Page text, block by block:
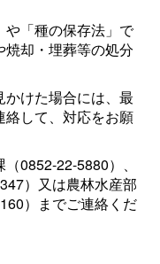
「種の保存法」で
却・埋葬等の処分
けた場合には、最
して、対応をお願
0852-22-5880）、
）又は農林水産部
）までご連絡くだ